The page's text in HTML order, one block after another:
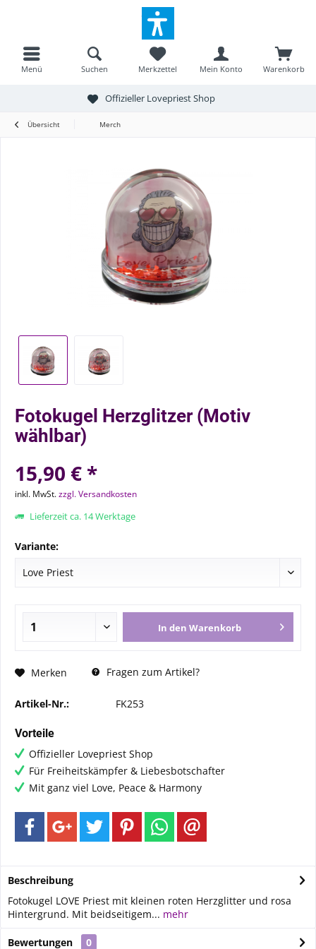
Menü Warenkorb
Merkzettel Mein Konto
Suchen
Offizieller Lovepriest Shop
Übersicht Merch
Fotokugel Herzglitzer (Motiv
wählbar)
15,90 € *
inkl. MwSt.zzgl. Versandkosten
Lieferzeit ca. 14 Werktage
Variante:
In den Warenkorb
Merken Fragen zum Artikel?
Artikel-Nr.: FK253
Vorteile
Offizieller Lovepriest Shop
Für Freiheitskämpfer & Liebesbotschafter
Mit ganz viel Love, Peace & Harmony
Beschreibung
Fotokugel LOVE Priest mit kleinen roten Herzglitter und rosa
Hintergrund. Mit beidseitigem... mehr
Bewertungen 0